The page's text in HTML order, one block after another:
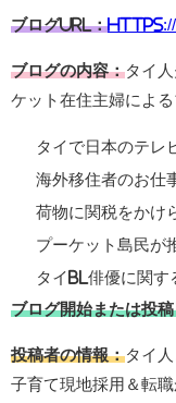
ブログURL：
ブログの内容：タイ
ケット在住主婦によ
タイで日本のテレ
海外移住者のお仕
荷物に関税をかけ
プーケット島民が
タイBL俳優に関す
ブログ開始または投
投稿者の情報：タイ
子育て現地採用＆転